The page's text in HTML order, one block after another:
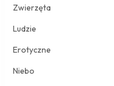
Zwierzęta
Ludzie
Erotyczne
Niebo